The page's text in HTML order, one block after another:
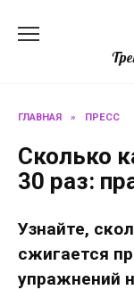
ГЛАВНАЯ » ПРЕСС
Сколько
30 раз:
Узнайте,
сжигается
упражнений